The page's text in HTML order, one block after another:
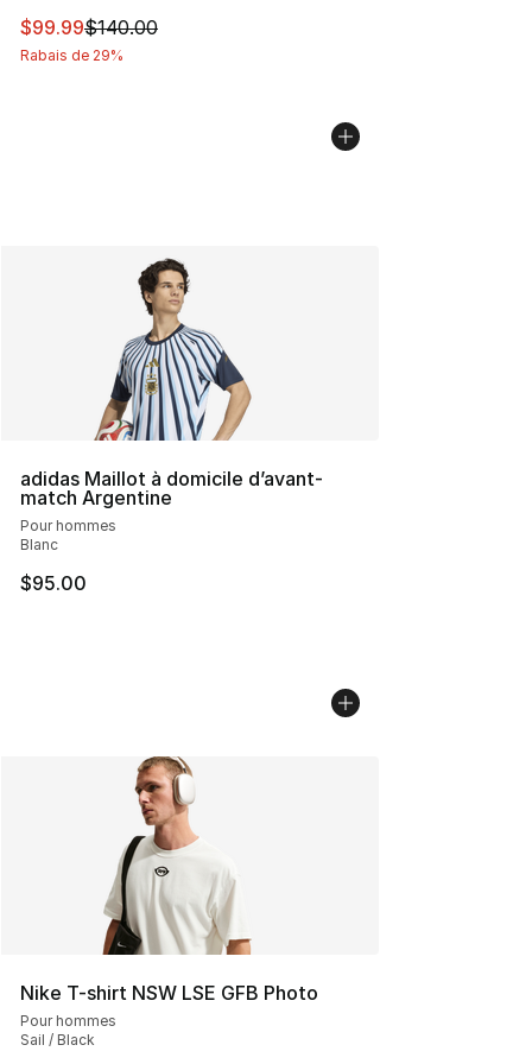
Cet article est en solde. Le prix est passé de $140.00 à
$99.99$140.00
Rabais de 29%
adidas Maillot à domicile d’avant-
match Argentine
Pour hommes
Blanc
$95.00
Nike T-shirt NSW LSE GFB Photo
Pour hommes
Sail / Black